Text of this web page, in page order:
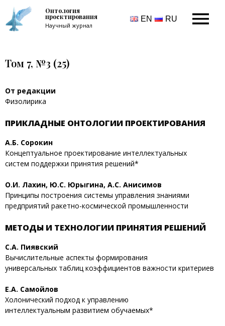
Онтология
проектирования
Научный журнал
EN RU
Том 7, №3 (25)
От редакции
Физолирика
ПРИКЛАДНЫЕ ОНТОЛОГИИ ПРОЕКТИРОВАНИЯ
А.Б. Сорокин
Концептуальное проектирование интеллектуальных
систем поддержки принятия решений*
О.И. Лахин, Ю.С. Юрыгина, А.С. Анисимов
Принципы построения системы управления знаниями
предприятий ракетно-космической промышленности
МЕТОДЫ И ТЕХНОЛОГИИ ПРИНЯТИЯ РЕШЕНИЙ
С.А. Пиявский
Вычислительные аспекты формирования
универсальных таблиц коэффициентов важности критериев
Е.А. Самойлов
Холонический подход к управлению
интеллектуальным развитием обучаемых*